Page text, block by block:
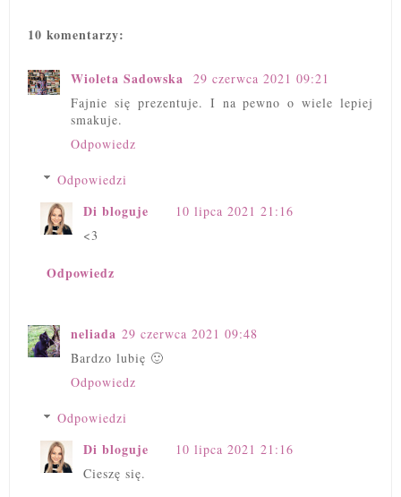
10 komentarzy:
Wioleta Sadowska
29 czerwca 2021 09:21
Fajnie się prezentuje. I na pewno o wiele lepiej
smakuje.
Odpowiedz
Odpowiedzi
Di bloguje
10 lipca 2021 21:16
<3
Odpowiedz
neliada 29 czerwca 2021 09:48
Bardzo lubię 🙂
Odpowiedz
Odpowiedzi
Di bloguje
10 lipca 2021 21:16
Cieszę się.